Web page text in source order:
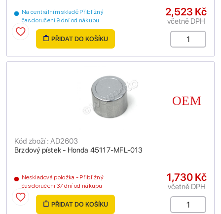
Na centrálním skladě Přibližný
čas doručení 9 dní od nákupu
2,523 Kč
včetně DPH
PŘIDAT DO KOŠÍKU
Brzdový pístek - Honda 45117-MFL-013
Kód zboží : AD2603
Neskladová položka - Přibližný
čas doručení 37 dní od nákupu
1,730 Kč
včetně DPH
PŘIDAT DO KOŠÍKU